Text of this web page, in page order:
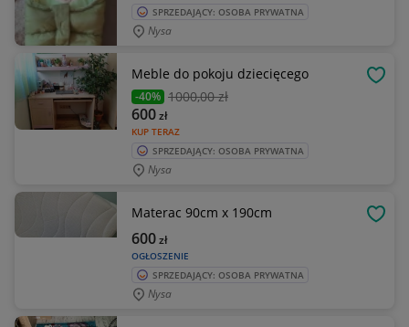
SPRZEDAJĄCY: OSOBA PRYWATNA
Nysa
Meble do pokoju dziecięcego
-40% 1000,00 zł
KUP TERAZ
600zł
SPRZEDAJĄCY: OSOBA PRYWATNA
Nysa
Materac 90cm x 190cm
OGŁOSZENIE
600zł
SPRZEDAJĄCY: OSOBA PRYWATNA
Nysa